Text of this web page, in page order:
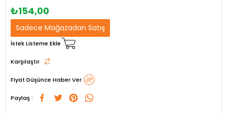
₺154,00
Sadece Mağazadan Satış
İstek Listeme Ekle
Karşılaştır
Fiyat Düşünce Haber Ver
Paylaş :